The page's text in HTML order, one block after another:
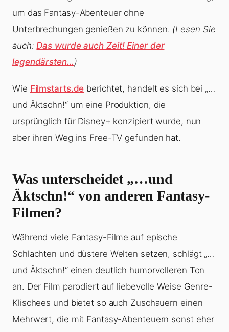
um das Fantasy-Abenteuer ohne
Unterbrechungen genießen zu können. (Lesen Sie
auch:Das wurde auch Zeit! Einer der
legendärsten…)
Wie Filmstarts.de berichtet, handelt es sich bei „…
und Äktschn!“ um eine Produktion, die
ursprünglich für Disney+ konzipiert wurde, nun
aber ihren Weg ins Free-TV gefunden hat.
Was unterscheidet „…und
Äktschn!“ von anderen Fantasy-
Filmen?
Während viele Fantasy-Filme auf epische
Schlachten und düstere Welten setzen, schlägt „…
und Äktschn!“ einen deutlich humorvolleren Ton
an. Der Film parodiert auf liebevolle Weise Genre-
Klischees und bietet so auch Zuschauern einen
Mehrwert, die mit Fantasy-Abenteuern sonst eher